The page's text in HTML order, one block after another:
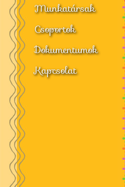
Munkatársak
Csoportok
Dokumentumok
Kapcsolat